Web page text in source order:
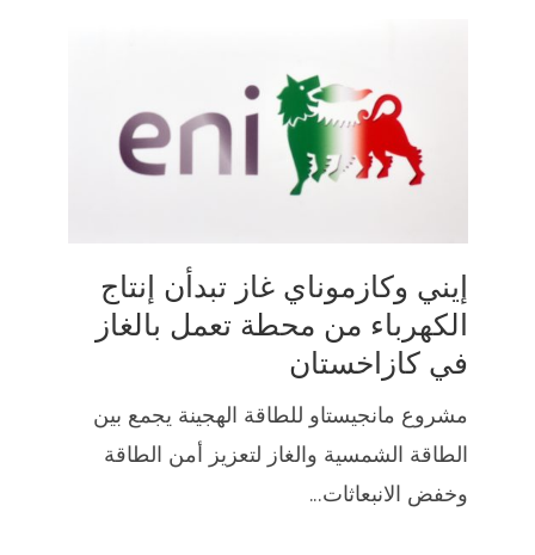
إيني وكازموناي غاز تبدأن إنتاج
الكهرباء من محطة تعمل بالغاز
في كازاخستان
مشروع مانجيستاو للطاقة الهجينة يجمع بين
الطاقة الشمسية والغاز لتعزيز أمن الطاقة
وخفض الانبعاثات...